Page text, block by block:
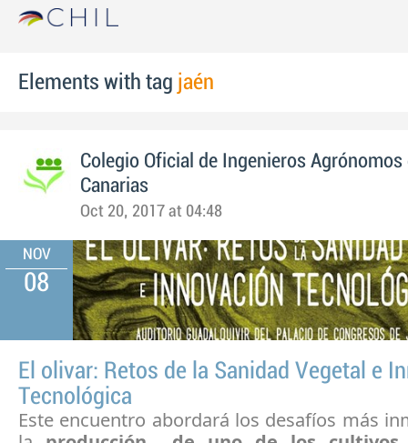
Elements with tag jaén
Colegio Oficial de Ingenieros Agrónomos
Canarias
Oct 20, 2017 at 04:48
NOV
08
El olivar: Retos de la Sanidad Vegetal e
Tecnológica
Este encuentro abordará los desafíos más